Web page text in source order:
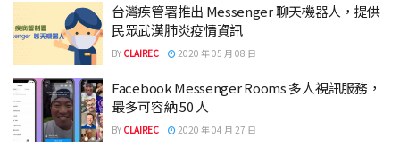
台灣疾管署推出 Messenger 聊天機器人，提供
民眾武漢肺炎疫情資訊
BY CLAIREC 2020 年 05 月 08 日
Facebook Messenger Rooms 多人視訊服務，
最多可容納 50 人
BY CLAIREC 2020 年 04 月 27 日